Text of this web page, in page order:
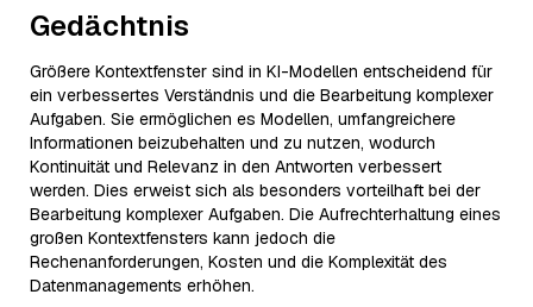
Gedächtnis
Größere Kontextfenster sind in KI-Modellen entscheidend für
ein verbessertes Verständnis und die Bearbeitung komplexer
Aufgaben. Sie ermöglichen es Modellen, umfangreichere
Informationen beizubehalten und zu nutzen, wodurch
Kontinuität und Relevanz in den Antworten verbessert
werden. Dies erweist sich als besonders vorteilhaft bei der
Bearbeitung komplexer Aufgaben. Die Aufrechterhaltung eines
großen Kontextfensters kann jedoch die
Rechenanforderungen, Kosten und die Komplexität des
Datenmanagements erhöhen.